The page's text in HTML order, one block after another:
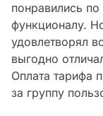
понравились
функционалу.
удовлетворял
выгодно
Оплата тарифа
за группу